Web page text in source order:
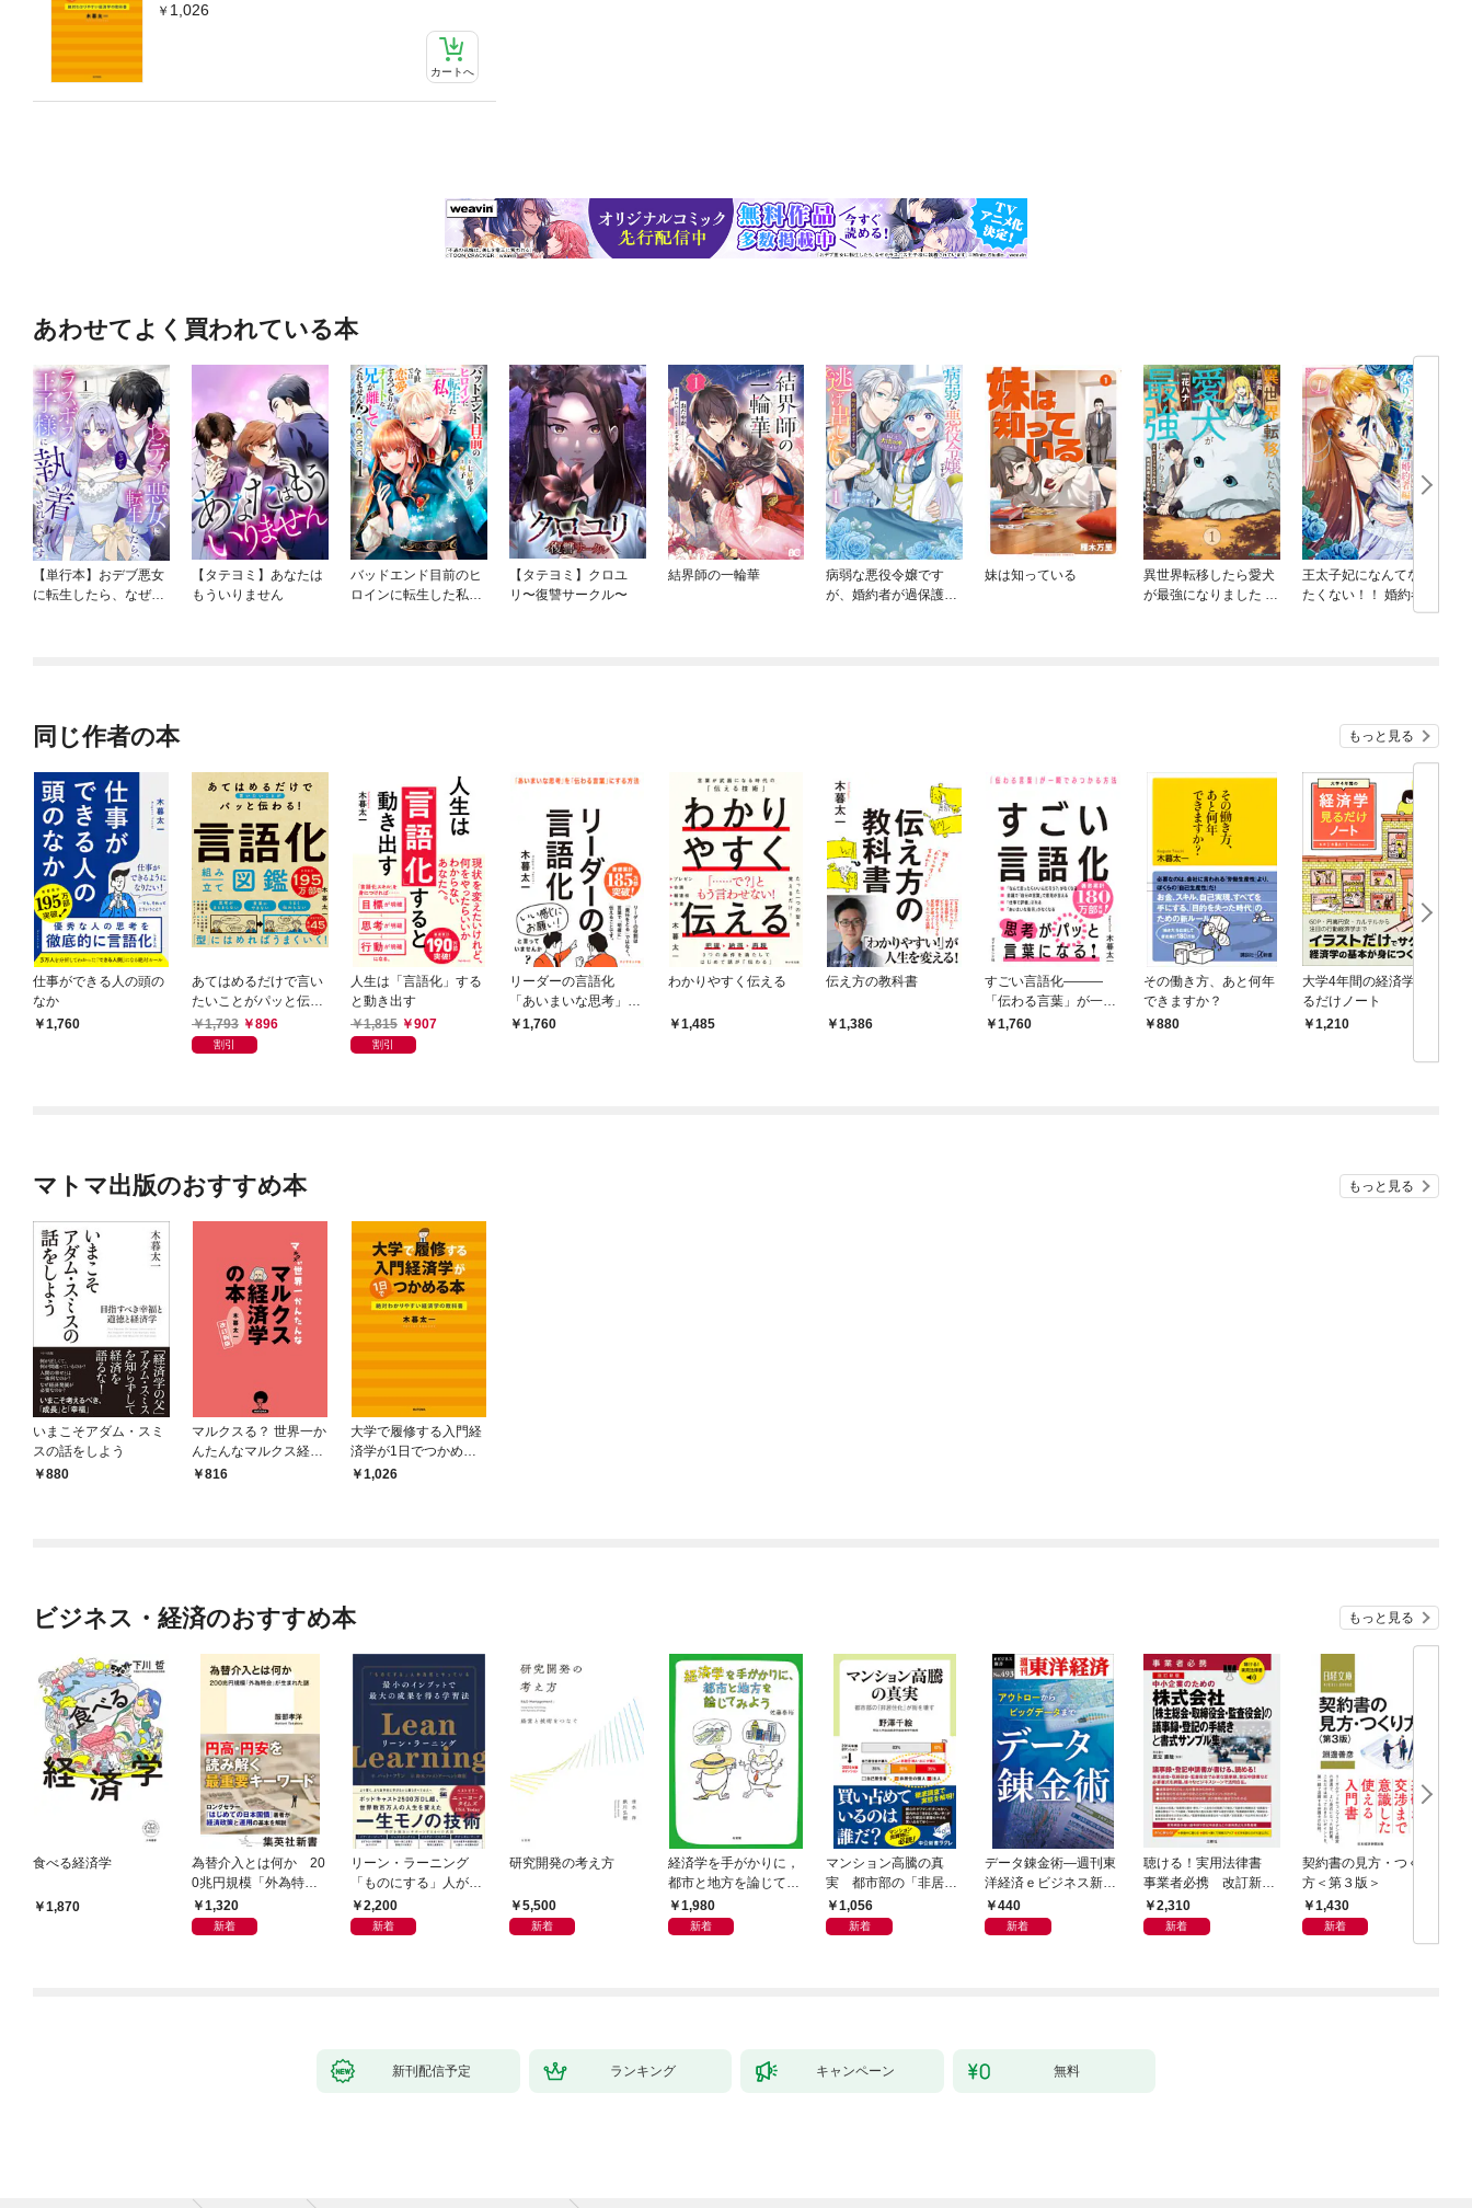
1,026
カートへ
あわせてよく買われている本
【単行本】おデブ悪女
に転生したら、なぜか
【タテヨミ】あなたは
もういりません
バッドエンド目前のヒ
ロインに転生した私、
【タテヨミ】クロユ
リ〜復讐サークル〜
結界師の一輪華
病弱な悪役令嬢です
が、婚約者が過保護す
妹は知っている
異世界転移したら愛犬
が最強になりました ～
王太子妃になんてなり
たくない！！ 婚約者編
同じ作者の本 もっと見る
仕事ができる人の頭の
なか
1,760
あてはめるだけで言い
たいことがパッと伝わ
る！ 言語化組み立て
図鑑
1,793 896
割引
人生は「言語化」する
と動き出す
1,815
907
割引
リーダーの言語化
「あいまいな思考」を
「伝わる言葉」にする
1,760
わかりやすく伝える
1,485
伝え方の教科書
1,386
すごい言語化―――
「伝わる言葉」が一瞬
でみつかる方法
1,760
その働き方、あと何年
できますか？
880
大学4年間の経済学見
るだけノート
1,210
マトマ出版のおすすめ本 もっと見る
いまこそアダム・スミ
スの話をしよう
880
マルクスる？ 世界一か
んたんなマルクス経済
学の本
816
大学で履修する入門経
済学が1日でつかめる
本 絶対わかりやすい
1,026
ビジネス・経済のおすすめ本 もっと見る
食べる経済学
1,870
為替介入とは何か 20
0兆円規模「外為特
会」が生まれた謎
1,320
新着
リーン・ラーニング
「ものにする」人が自
然とやっている 最小の
インプットで最大の成
2,200
新着
研究開発の考え方
5,500
新着
経済学を手がかりに，
都市と地方を論じてみ
よう1,980
新着
マンション高騰の真
実 都市部の「非居住
化」が街を壊す
1,056
新着
データ錬金術―週刊東
洋経済ｅビジネス新書
Ｎo.493
440
新着
聴ける！実用法律書
事業者必携 改訂新
版 中小企業のための
株式会社【株主総会・
2,310
新着
契約書の見方・つくり
方＜第３版＞
1,430
新着
新刊配信予定 ランキング キャンペーン 無料